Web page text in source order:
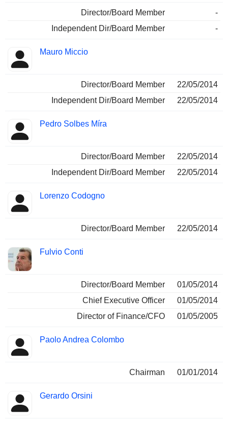
Director/Board Member
-
Independent Dir/Board Member
-
Mauro Miccio
Director/Board Member
22/05/2014
Independent Dir/Board Member
22/05/2014
Pedro Solbes Míra
Director/Board Member
22/05/2014
Independent Dir/Board Member
22/05/2014
Lorenzo Codogno
Director/Board Member 22/05/2014
Fulvio Conti
Director/Board Member
01/05/2014
Chief Executive Officer
01/05/2014
Director of Finance/CFO
01/05/2005
Paolo Andrea Colombo
Chairman 01/01/2014
Gerardo Orsini